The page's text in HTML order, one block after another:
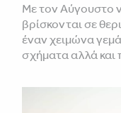
Με τον Αύγουστο
βρίσκονται σε
έναν χειμώνα
σχήματα αλλά και